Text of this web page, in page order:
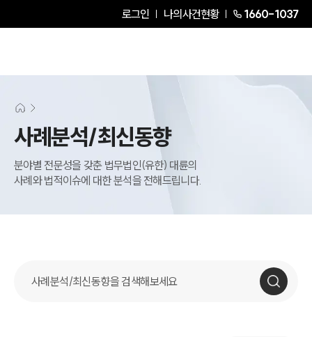
로그인 나의사건현황 1660-1037
사례분석/최신동향
분야별 전문성을 갖춘 법무법인(유한) 대륜의
사례와 법적이슈에 대한 분석을 전해드립니다.